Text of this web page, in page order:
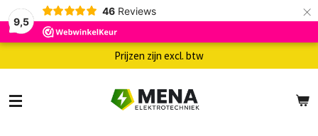
9,5
46 Reviews ×
Prijzen zijn excl. btw